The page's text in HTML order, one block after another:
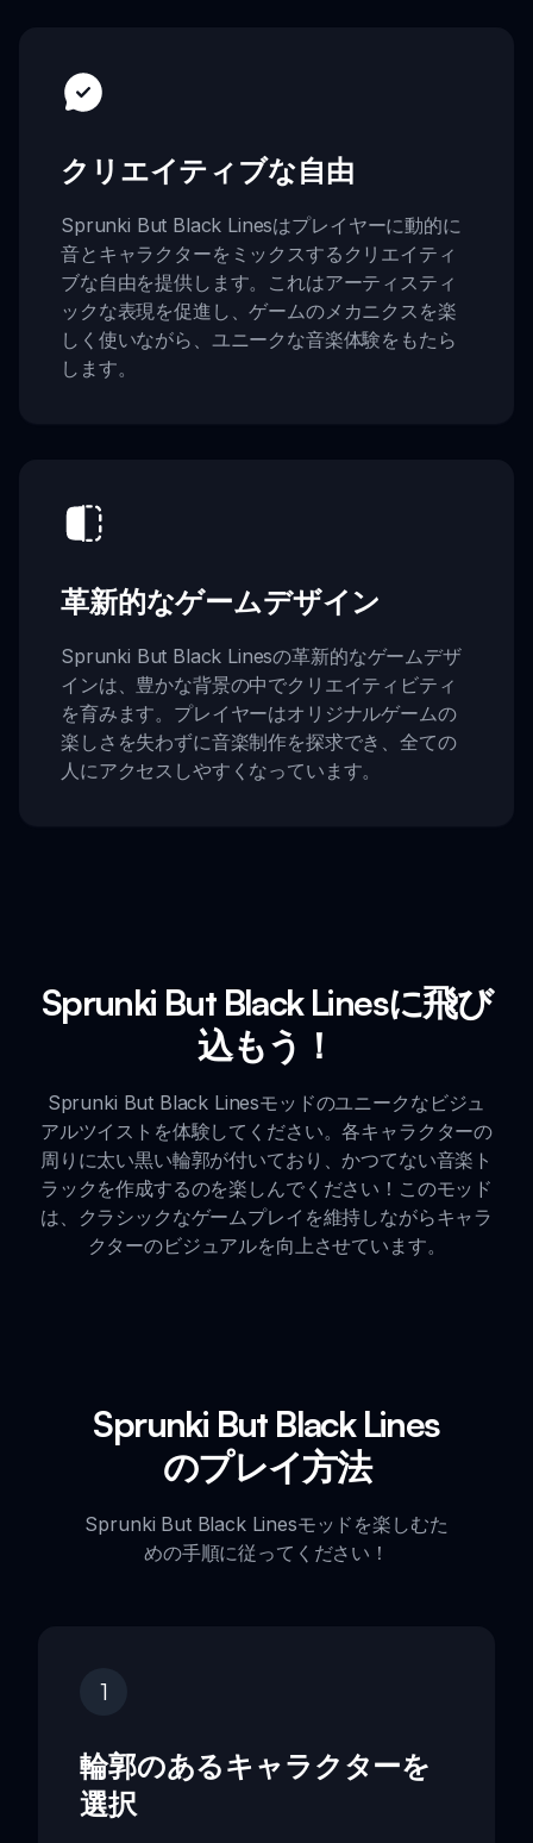
クリエイティブな自由
Sprunki But Black Linesはプレイヤーに動的に
音とキャラクターをミックスするクリエイティ
ブな自由を提供します。これはアーティスティ
ックな表現を促進し、ゲームのメカニクスを楽
しく使いながら、ユニークな音楽体験をもたら
します。
革新的なゲームデザイン
Sprunki But Black Linesの革新的なゲームデザ
インは、豊かな背景の中でクリエイティビティ
を育みます。プレイヤーはオリジナルゲームの
楽しさを失わずに音楽制作を探求でき、全ての
人にアクセスしやすくなっています。
Sprunki But Black Linesに飛び
込もう！
Sprunki But Black Linesモッドのユニークなビジュ
アルツイストを体験してください。各キャラクターの
周りに太い黒い輪郭が付いており、かつてない音楽ト
ラックを作成するのを楽しんでください！このモッド
は、クラシックなゲームプレイを維持しながらキャラ
クターのビジュアルを向上させています。
Sprunki But Black Lines
のプレイ方法
Sprunki But Black Linesモッドを楽しむた
めの手順に従ってください！
1
輪郭のあるキャラクターを
選択